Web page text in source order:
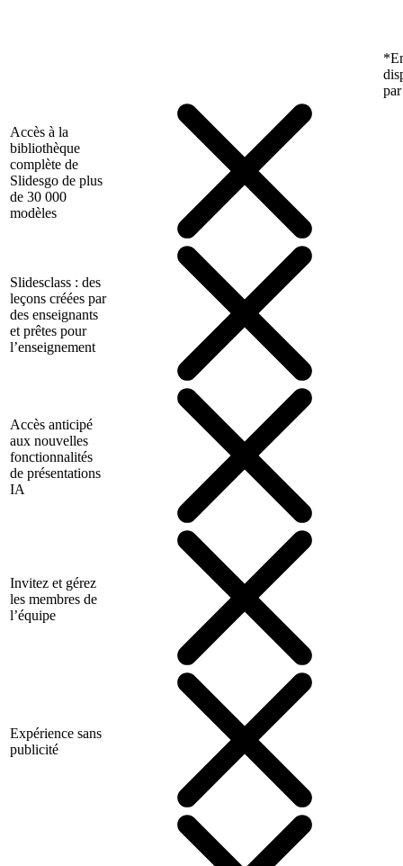
Accès à la
bibliothèque
complète de
Slidesgo de plus
de 30 000
modèles
Slidesclass : des
leçons créées par
des enseignants
et prêtes pour
l’enseignement
Accès anticipé
aux nouvelles
fonctionnalités
de présentations
IA
Invitez et gérez
les membres de
l’équipe
Expérience sans
publicité